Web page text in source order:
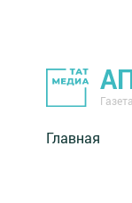
Главная